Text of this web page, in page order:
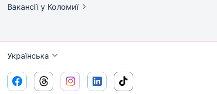
Вакансії у Коломиї
Українська